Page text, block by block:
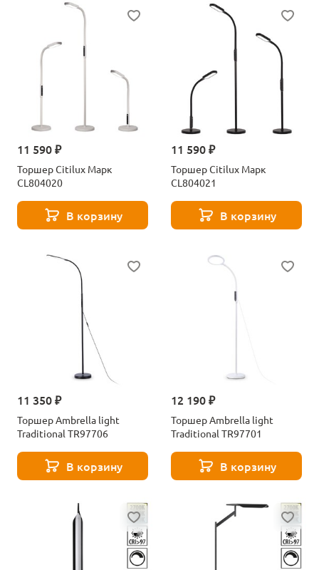
11 590 ₽
Торшер Citilux Марк
CL804020
В корзину
11 590 ₽
Торшер Citilux Марк
CL804021
В корзину
11 350 ₽
Торшер Ambrella light
Traditional TR97706
В корзину
12 190 ₽
Торшер Ambrella light
Traditional TR97701
В корзину